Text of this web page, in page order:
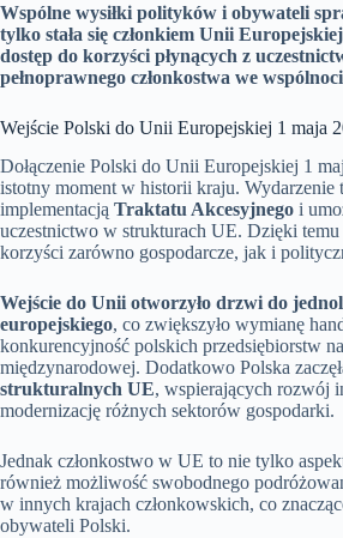
Wspólne wysiłki polityków i obywateli
tylko stała się członkiem Unii
dostęp do korzyści płynących z
pełnoprawnego członkostwa we
Wejście Polski do Unii Europejskiej 1 maja
Dołączenie Polski do Unii Europejskiej 1
istotny moment w historii kraju. Wydarzenie
implementacją Traktatu Akcesyjnego i
uczestnictwo w strukturach UE. Dzięki temu
korzyści zarówno gospodarcze, jak i
Wejście do Unii otworzyło drzwi do
europejskiego, co zwiększyło wymianę
konkurencyjność polskich przedsiębiorstw
międzynarodowej. Dodatkowo Polska
strukturalnych UE, wspierających rozwój
modernizację różnych sektorów gospodarki.
Jednak członkostwo w UE to nie tylko
również możliwość swobodnego
w innych krajach członkowskich, co
obywateli Polski.